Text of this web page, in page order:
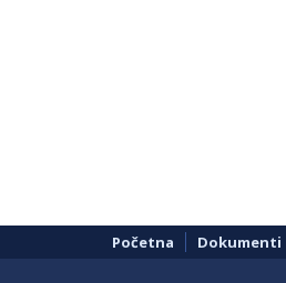
Početna Dokumenti